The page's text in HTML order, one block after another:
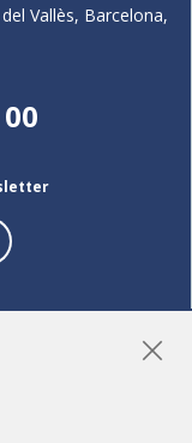
Vallès, Barcelona,